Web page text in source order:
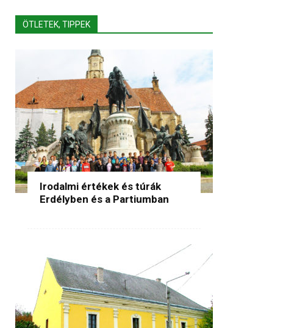
ÖTLETEK, TIPPEK
Irodalmi értékek és túrák
Erdélyben és a Partiumban